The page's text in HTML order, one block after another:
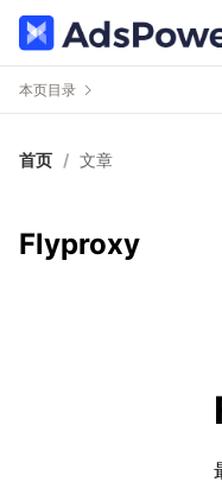
本页目录
首页 / 文章
Flyproxy